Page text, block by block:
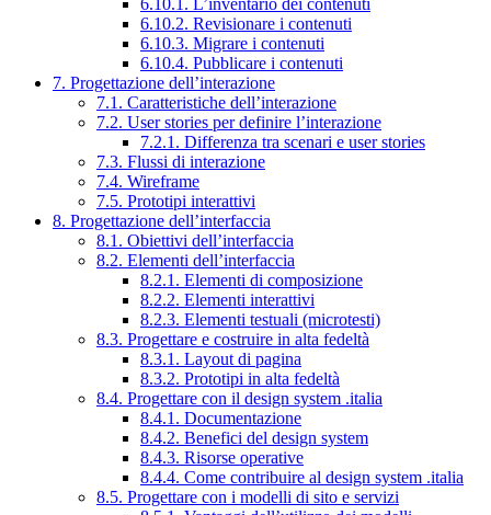
6.10.1. L’inventario dei contenuti
6.10.2. Revisionare i contenuti
6.10.3. Migrare i contenuti
6.10.4. Pubblicare i contenuti
7. Progettazione dell’interazione
7.1. Caratteristiche dell’interazione
7.2. User stories per definire l’interazione
7.2.1. Differenza tra scenari e user stories
7.3. Flussi di interazione
7.4. Wireframe
7.5. Prototipi interattivi
8. Progettazione dell’interfaccia
8.1. Obiettivi dell’interfaccia
8.2. Elementi dell’interfaccia
8.2.1. Elementi di composizione
8.2.2. Elementi interattivi
8.2.3. Elementi testuali (microtesti)
8.3. Progettare e costruire in alta fedeltà
8.3.1. Layout di pagina
8.3.2. Prototipi in alta fedeltà
8.4. Progettare con il design system .italia
8.4.1. Documentazione
8.4.2. Benefici del design system
8.4.3. Risorse operative
8.4.4. Come contribuire al design system .italia
8.5. Progettare con i modelli di sito e servizi